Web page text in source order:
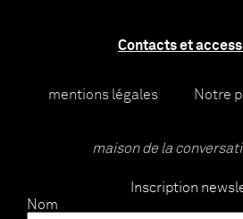
Contacts et
mentions légales Notre
maison de la
Inscription
Nom